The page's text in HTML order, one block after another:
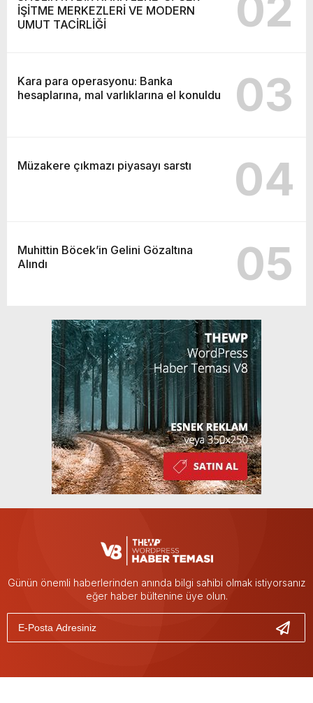
İŞİTME MERKEZLERİ VE MODERN
UMUT TACİRLİĞİ
Kara para operasyonu: Banka
hesaplarına, mal varlıklarına el konuldu
03
Müzakere çıkmazı piyasayı sarstı 04
Muhittin Böcek’in Gelini Gözaltına
Alındı
05
Günün önemli haberlerinden anında bilgi sahibi olmak istiyorsanız
eğer haber bültenine üye olun.